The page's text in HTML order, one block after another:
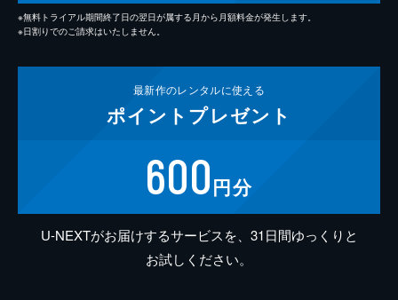
※無料トライアル期間終了日の翌日が属する月から月額料金が発生します。
※日割りでのご請求はいたしません。
最新作のレンタルに使える
ポイント プレゼント
600円分
U-NEXTがお届けするサービスを、31日間ゆっくりと
お試しください。